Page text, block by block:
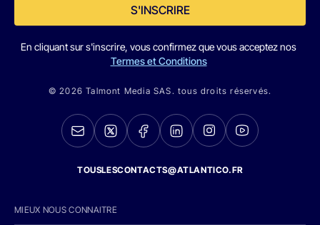
S'INSCRIRE
En cliquant sur s'inscrire, vous confirmez que vous acceptez nos
Termes et Conditions
© 2026 Talmont Media SAS. tous droits réservés.
TOUSLESCONTACTS@ATLANTICO.FR
MIEUX NOUS CONNAITRE